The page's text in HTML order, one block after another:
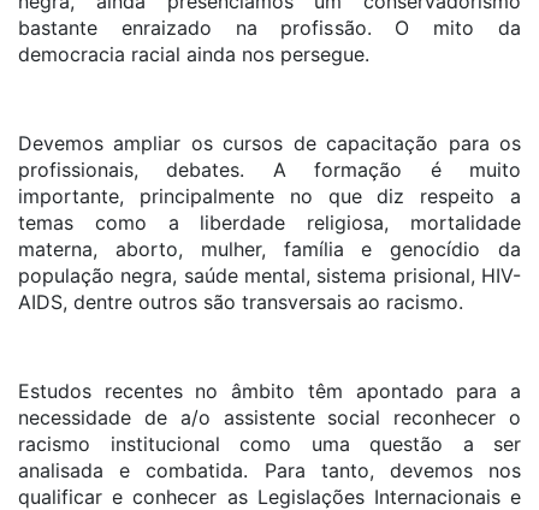
bastante enraizado na profissão. O mito da
democracia racial ainda nos persegue.
Devemos ampliar os cursos de capacitação para os
profissionais, debates. A formação é muito
importante, principalmente no que diz respeito a
temas como a liberdade religiosa, mortalidade
materna, aborto, mulher, família e genocídio da
população negra, saúde mental, sistema prisional, HIV-
AIDS, dentre outros são transversais ao racismo.
Estudos recentes no âmbito têm apontado para a
necessidade de a/o assistente social reconhecer o
racismo institucional como uma questão a ser
analisada e combatida. Para tanto, devemos nos
qualificar e conhecer as Legislações Internacionais e